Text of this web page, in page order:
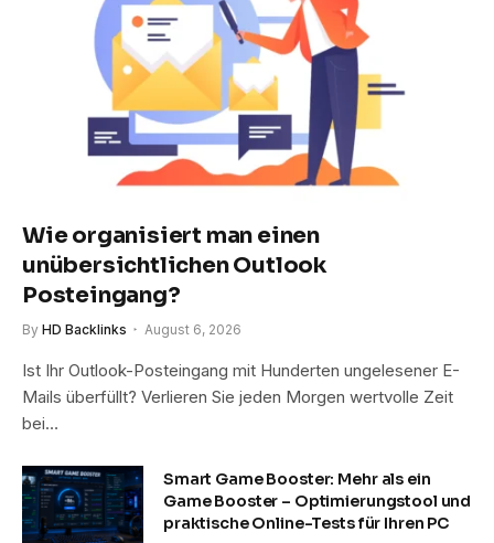
Wie organisiert man einen
unübersichtlichen Outlook
Posteingang?
By HD Backlinks August 6, 2026
Ist Ihr Outlook-Posteingang mit Hunderten ungelesener E-
Mails überfüllt? Verlieren Sie jeden Morgen wertvolle Zeit
bei…
Smart Game Booster: Mehr als ein
Game Booster – Optimierungstool und
praktische Online-Tests für Ihren PC